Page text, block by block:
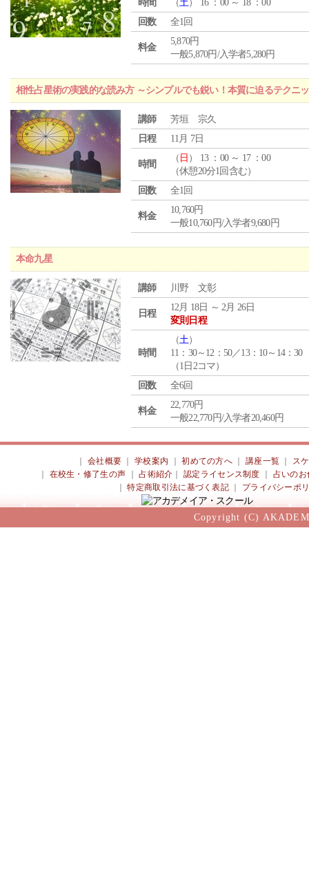
時間 （土） 16 ：00 ～ 18 ：00
回数
全1回
料金
5,870円
一般5,870円/入学者5,280円
相性占星術の実践的な読み方 ～シンプルでも鋭い！本質に迫るテクニ
講師
芳垣 宗久
日程
11月 7日
時間
（ 日 ） 13 ：00 ～ 17 ：00
（休憩20分1回含む）
回数
全1回
料金
10,760円
一般10,760円/入学者9,680円
本命九星
講師 川野 文彰
日程
12月 18日 ～ 2月 26日
変則日程
時間
（土）
11：30～12：50／13：10～14：30
（1日2コマ）
回数
全6回
料金
22,770円
一般22,770円/入学者20,460円
会社概要 ｜学校案内 ｜初めての方へ 講座一覧
ス
在校生・修了生の声 ｜占術紹介 ｜認定ライセンス制度
占いのお
｜特定商取引法に基づく表記 プライバシーポ
Copyright (C)